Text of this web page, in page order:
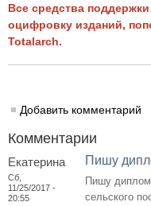
Все средства
оцифровку изданий,
Totalarch.
Добавить комментарий
Комментарии
Екатерина
Сб,
11/25/2017 -
20:55
Пишу
Пишу диплом
сельского